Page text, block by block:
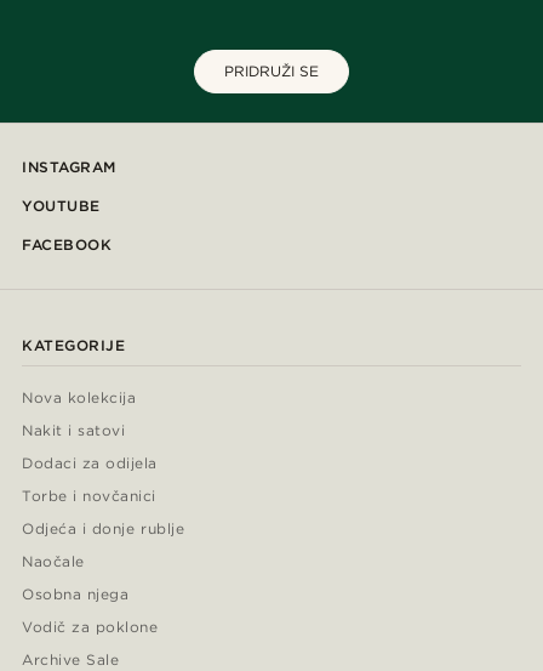
PRIDRUŽI SE
INSTAGRAM
YOUTUBE
FACEBOOK
KATEGORIJE
Nova kolekcija
Nakit i satovi
Dodaci za odijela
Torbe i novčanici
Odjeća i donje rublje
Naočale
Osobna njega
Vodič za poklone
Archive Sale